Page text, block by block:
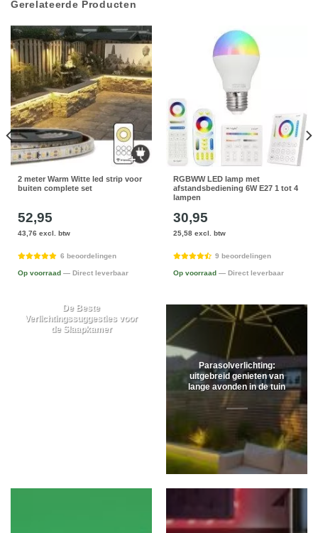
Gerelateerde Producten
2 meter Warm Witte led strip voor
buiten complete set
52,95
43,76 excl. btw
6 beoordelingen
Op voorraad — Direct leverbaar
RGBWW LED lamp met
afstandsbediening 6W E27 1 tot 4
lampen
30,95
25,58 excl. btw
9 beoordelingen
Op voorraad — Direct leverbaar
De Beste
Verlichtingssuggesties voor
de Slaapkamer
Parasolverlichting:
uitgebreid genieten van
lange avonden in de tuin